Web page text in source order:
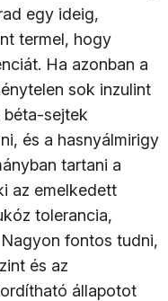
egy ideig,
termel, hogy
Ha azonban a
sok inzulint
béta-sejtek
és a hasnyálmirigy
tartani a
az emelkedett
tolerancia,
fontos tudni,
és az
állapotot